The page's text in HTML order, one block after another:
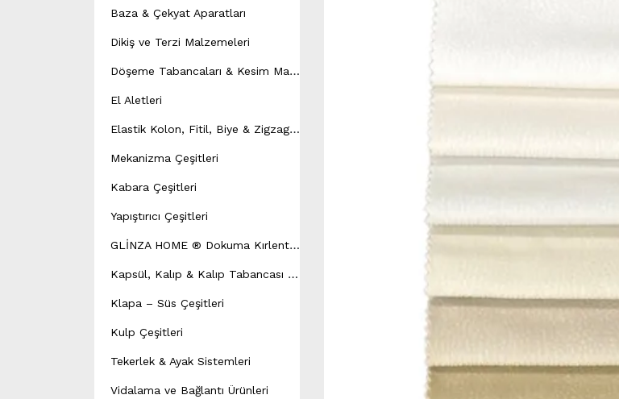
Baza & Çekyat Aparatları
Dikiş ve Terzi Malzemeleri
D
öşeme Tabancaları & Kesim Makineleri
El Aletleri
E
lastik Kolon, Fitil, Biye & Zigzag Yay Çeşitleri
Mekanizma Çeşitleri
Kabara Çeşitleri
Yapıştırıcı Çeşitleri
G
LİNZA HOME ® Dokuma Kırlent Modeli
K
apsül, Kalıp & Kalıp Tabancası Çeşitleri
Klapa – Süs Çeşitleri
Kulp Çeşitleri
Tekerlek & Ayak Sistemleri
Vidalama ve Bağlantı Ürünleri